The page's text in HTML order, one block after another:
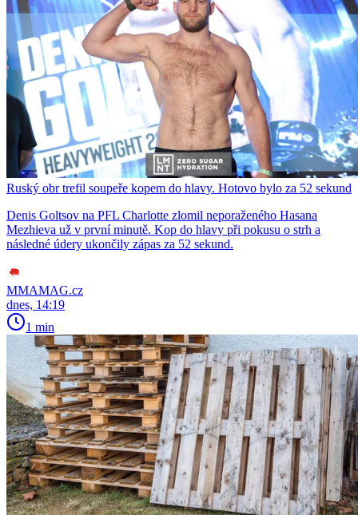
Ruský obr trefil soupeře kopem do hlavy. Hotovo bylo za 52 sekund
Denis Goltsov na PFL Charlotte zlomil neporaženého Hasana
Mezhieva už v první minutě. Kop do hlavy při pokusu o strh a
následné údery ukončily zápas za 52 sekund.
MMAMAG.cz
dnes, 14:19
1 min